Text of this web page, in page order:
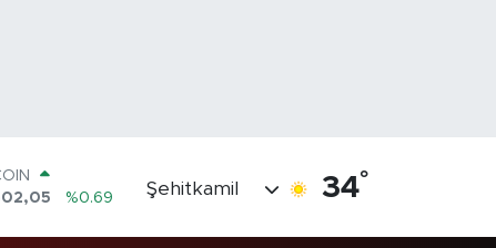
%0.69
%0.06
Şehitkamil 34°